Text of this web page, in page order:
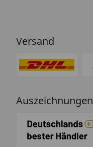
Versand
Auszeichnungen